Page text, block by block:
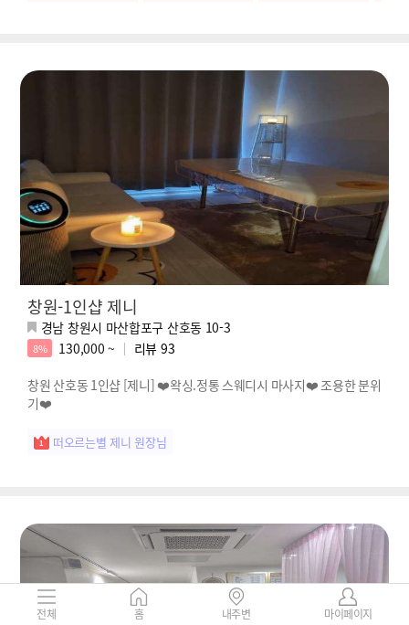
창원-1인샵 제니
경남 창원시 마산합포구 산호동 10-3
8% 130,000 ~ 리뷰 93
창원 산호동 1인샵 [제니] ❤️왁싱.정통 스웨디시 마사지❤️ 조용한 분위
기❤️
떠오르는별 제니 원장님
전체 홈 내주변 마이페이지